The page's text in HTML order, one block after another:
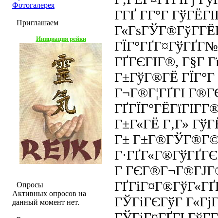
Фотогалерея
Приглашаем
Инициация рейки
Опросы
Активных опросов на
данный момент нет.
Г­ГҐ Г­Г°Г
ГҐГЄГІГ®, Г§Г
Г±ГўГ®ГЁ
Г¬Г®Г¦ГҐГІ
Г±Г«ГЁ Г‚Г»
Г± Г±Г®ГЎГ®Г©
Г
ГЎГіГЄГўГ